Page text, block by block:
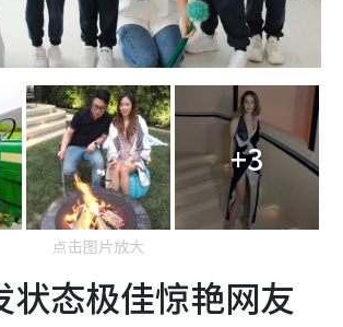
+3
点击图片放大
状态极佳惊艳网友